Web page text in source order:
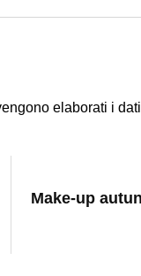
elaborati i
Make-up